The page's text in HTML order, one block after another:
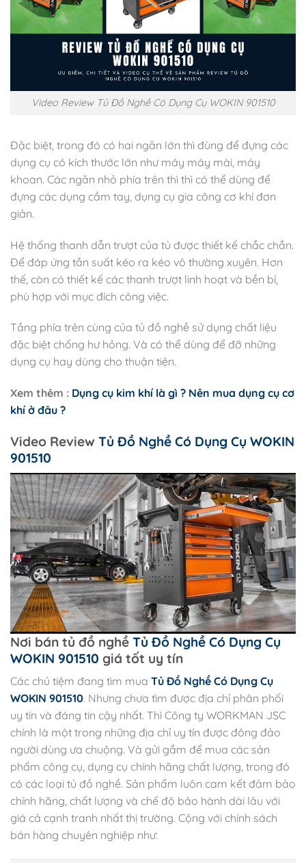
Video Review Tủ Đồ Nghề Có Dụng Cụ WOKIN 901510
Đặc biệt, trong đó có hai ngăn lớn thì đùng để đựng các
dụng cụ có kích thước lớn như máy máy mài, máy
khoan. Các ngăn nhỏ phía trên thì thì có thể dùng để
đựng các dụng cầm tay, dụng cụ gia công cơ khí đơn
giản.
Hệ thống thanh dẫn trượt của tủ được thiết kế chắc chắn.
Để đáp ứng tần suất kéo ra kéo vô thường xuyên. Hơn
thế, còn có thiết kế các thanh trượt linh hoạt và bền bỉ,
phù hợp với mục đích công việc.
Tầng phía trên cùng của tủ đồ nghề sử dụng chất liệu
đặc biệt chống hư hỏng. Và có thể dùng để đỡ những
dụng cụ hay dùng cho thuận tiện.
Xem thêm : Dụng cụ kim khí là gì ? Nên mua dụng cụ cơ
khí ở đâu ?
Video Review Tủ Đồ Nghề Có Dụng Cụ WOKIN
901510
Nơi bán tủ đồ nghề Tủ Đồ Nghề Có Dụng Cụ
WOKIN 901510 giá tốt uy tín
Các chủ tiệm đang tìm mua Tủ Đồ Nghề Có Dụng Cụ
WOKIN 901510. Nhưng chưa tìm được địa chỉ phân phối
uy tín và đáng tin cậy nhất. Thì Công ty WORKMAN JSC
chính là một trong những địa chỉ uy tín được đông đảo
người dùng ưa chuộng. Và gửi gắm để mua các sản
phẩm công cụ, dụng cụ chính hãng chất lượng, trong đó
có các loại tủ đồ nghề. Sản phẩm luôn cam kết đảm bảo
chính hãng, chất lượng và chế độ bảo hành dài lâu với
giá cả cạnh tranh nhất thị trường. Cộng với chính sách
bán hàng chuyên nghiệp như: